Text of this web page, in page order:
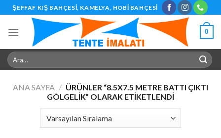
Skip
to
content
ŞEFFAF KIŞ BAHÇESI, KAMELYA, HOBI BAHÇESI
0
Ara:
ANA SAYFA / ÜRÜNLER “8.5X7.5 METRE BATTI ÇIKTI
GÖLGELIK” OLARAK ETIKETLENDI